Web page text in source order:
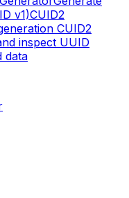
v1)CUID2
CUID2
inspect UUID
data